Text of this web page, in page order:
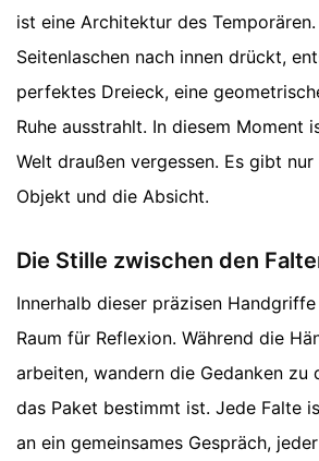
ist eine Architektur des
Seitenlaschen nach innen drückt,
perfektes Dreieck, eine
Ruhe ausstrahlt. In diesem Moment
Welt draußen vergessen. Es gibt nur
Objekt und die Absicht.
Die Stille zwischen den
Innerhalb dieser präzisen
Raum für Reflexion. Während die
arbeiten, wandern die Gedanken zu
das Paket bestimmt ist. Jede Falte
an ein gemeinsames Gespräch,